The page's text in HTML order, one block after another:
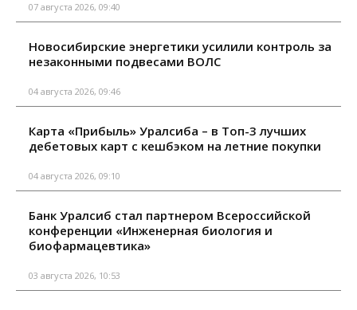
07 августа 2026, 09:40
Новосибирские энергетики усилили контроль за
незаконными подвесами ВОЛС
04 августа 2026, 09:46
Карта «Прибыль» Уралсиба – в Топ-3 лучших
дебетовых карт с кешбэком на летние покупки
04 августа 2026, 09:10
Банк Уралсиб стал партнером Всероссийской
конференции «Инженерная биология и
биофармацевтика»
03 августа 2026, 10:53